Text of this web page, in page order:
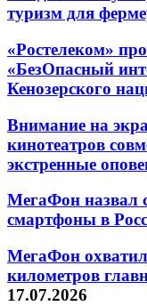
туризм для
«Ростелеком»
«БезОпасный
Кенозерского
Внимание на
кинотеатров
экстренные
МегаФон назвал
смартфоны в
МегаФон
километров
17.07.2026